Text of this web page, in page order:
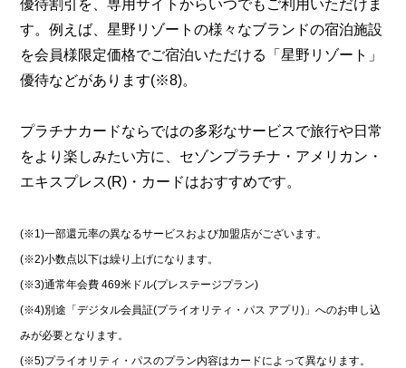
優待割引を、専用サイトからいつでもご利用いただけま
す。例えば、星野リゾートの様々なブランドの宿泊施設
を会員様限定価格でご宿泊いただける「星野リゾート」
優待などがあります(※8)。
プラチナカードならではの多彩なサービスで旅行や日常
をより楽しみたい方に、セゾンプラチナ・アメリカン・
エキスプレス(R)・カードはおすすめです。
(※1)一部還元率の異なるサービスおよび加盟店がございます。
(※2)小数点以下は繰り上げになります。
(※3)通常年会費 469米ドル(プレステージプラン)
(※4)別途「デジタル会員証(プライオリティ・パス アプリ)」へのお申し込
みが必要となります。
(※5)プライオリティ・パスのプラン内容はカードによって異なります。